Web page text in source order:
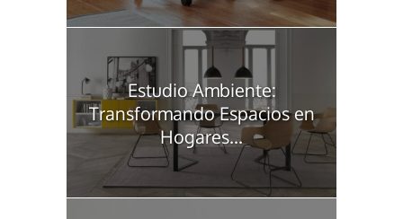
Estudio Ambiente:
Transformando Espacios en
Hogares...